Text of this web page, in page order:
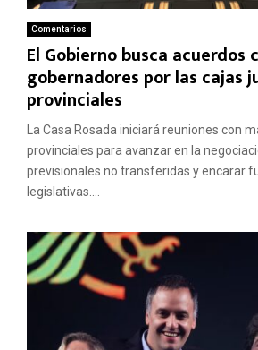
Comentarios
El Gobierno busca acuerdos
gobernadores por las cajas
provinciales
La Casa Rosada iniciará reuniones con
provinciales para avanzar en la
previsionales no transferidas y encarar
legislativas....